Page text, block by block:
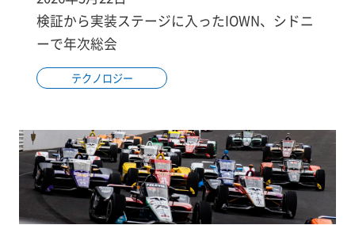
検証から実装ステージに入ったIOWN、シドニ
ーで年次総会
テクノロジー